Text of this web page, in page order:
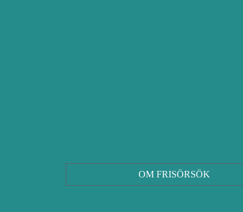
OM FRISÖRSÖK